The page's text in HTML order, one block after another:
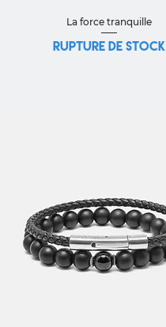
Aperçu rapide
La force tranquille
Rupture de stock